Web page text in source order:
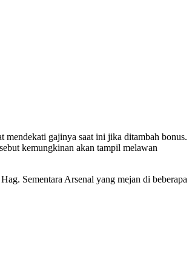
gajinya saat ini jika ditambah bonus.
kemungkinan akan tampil melawan
Sementara Arsenal yang mejan di beberapa